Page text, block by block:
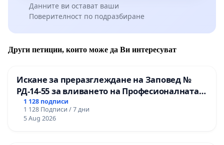
Данните ви остават ваши
Поверителност по подразбиране
Други петиции, които може да Ви интересуват
Искане за преразглеждане на Заповед №
РД-14-55 за вливането на Професионалната
гимназия по промишлени технологии в
Професионалната гимназия по икономика и
мениджмънт – гр. Пазарджик
1 128 подписи
1 128 Подписи / 7 дни
5 Aug 2026